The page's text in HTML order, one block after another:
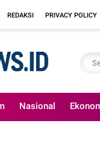
REDAKSI PRIVACY POLICY
Nasional